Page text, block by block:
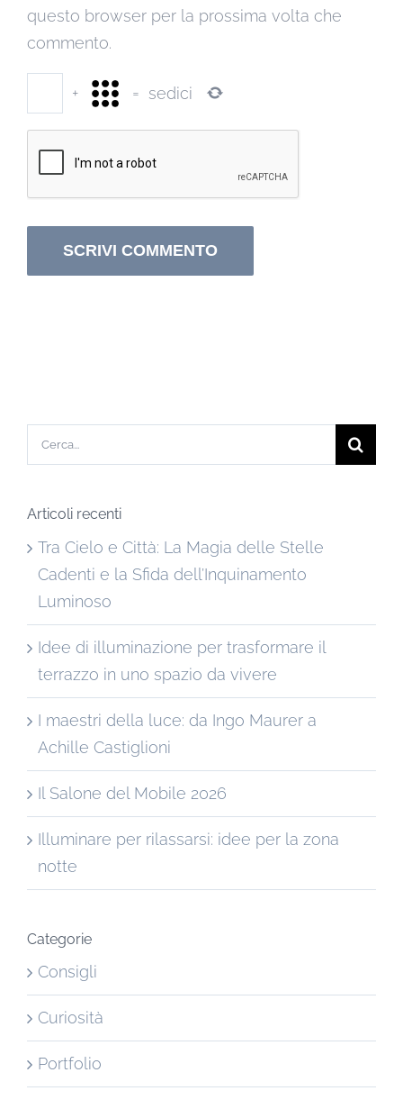
questo browser per la prossima volta che
commento.
+ = sedici
Cerca
per:
Articoli recenti
Tra Cielo e Città: La Magia delle Stelle
Cadenti e la Sfida dell’Inquinamento
Luminoso
Idee di illuminazione per trasformare il
terrazzo in uno spazio da vivere
I maestri della luce: da Ingo Maurer a
Achille Castiglioni
Il Salone del Mobile 2026
Illuminare per rilassarsi: idee per la zona
notte
Categorie
Consigli
Curiosità
Portfolio